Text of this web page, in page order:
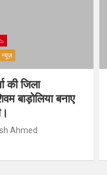
न्यूज़
की जिला
बाड़ोलिया बनाए
Ahmed